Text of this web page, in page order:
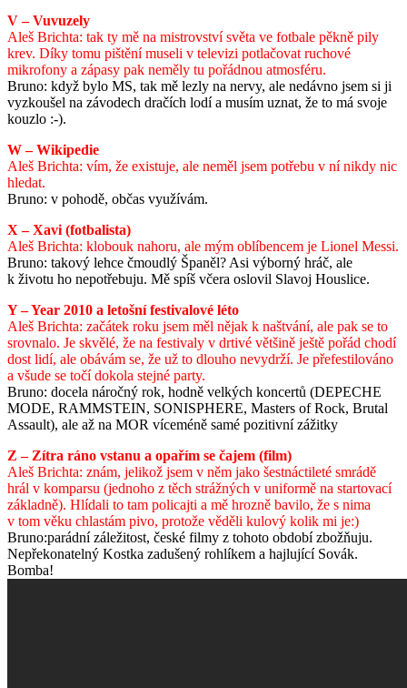
V – Vuvuzely
Aleš Brichta: tak ty mě na mistrovství světa ve fotbale pěkně pily
krev. Díky tomu pištění museli v televizi potlačovat ruchové
mikrofony a zápasy pak neměly tu pořádnou atmosféru.
Bruno: když bylo MS, tak mě lezly na nervy, ale nedávno jsem si ji
vyzkoušel na závodech dračích lodí a musím uznat, že to má svoje
kouzlo :-).
W – Wikipedie
Aleš Brichta: vím, že existuje, ale neměl jsem potřebu v ní nikdy nic
hledat.
Bruno: v pohodě, občas využívám.
X – Xavi (fotbalista)
Aleš Brichta: klobouk nahoru, ale mým oblíbencem je Lionel Messi.
Bruno: takový lehce čmoudlý Španěl? Asi výborný hráč, ale
k životu ho nepotřebuju. Mě spíš včera oslovil Slavoj Houslice.
Y – Year 2010 a letošní festivalové léto
Aleš Brichta: začátek roku jsem měl nějak k naštvání, ale pak se to
srovnalo. Je skvělé, že na festivaly v drtivé většině ještě pořád chodí
dost lidí, ale obávám se, že už to dlouho nevydrží. Je přefestilováno
a všude se točí dokola stejné party.
Bruno: docela náročný rok, hodně velkých koncertů (DEPECHE
MODE, RAMMSTEIN, SONISPHERE, Masters of Rock, Brutal
Assault), ale až na MOR víceméně samé pozitivní zážitky
Z – Zítra ráno vstanu a opařím se čajem (film)
Aleš Brichta: znám, jelikož jsem v něm jako šestnáctileté smrádě
hrál v komparsu (jednoho z těch strážných v uniformě na startovací
základně). Hlídali to tam policajti a mě hrozně bavilo, že s nima
v tom věku chlastám pivo, protože věděli kulový kolik mi je:)
Bruno:parádní záležitost, české filmy z tohoto období zbožňuju.
Nepřekonatelný Kostka zadušený rohlíkem a hajlující Sovák.
Bomba!